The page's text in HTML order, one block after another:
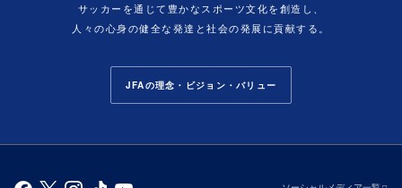
サッカーを通じて豊かなスポーツ文化を創造し、
人々の心身の健全な発達と社会の発展に貢献する。
JFAの理念・ビジョン・バリュー